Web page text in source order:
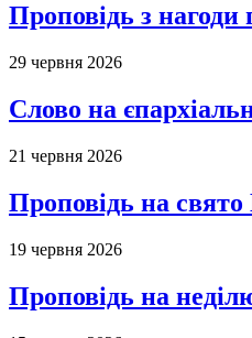
Проповідь з
29 червня 2026
Слово на
21 червня 2026
Проповідь на
19 червня 2026
Проповідь на